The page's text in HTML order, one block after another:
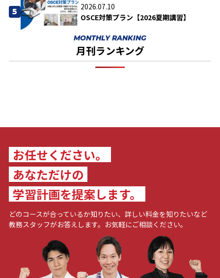
5
2026.07.10
OSCE対策プラン【2026夏期講習】
MONTHLY RANKING
月刊ランキング
お任せください。
あなただけの
学習計画を提案します。
どのコースが合っているか知りたい、詳しい料金を知りたいなど
教務スタッフがお答えします。お気軽にご相談ください。